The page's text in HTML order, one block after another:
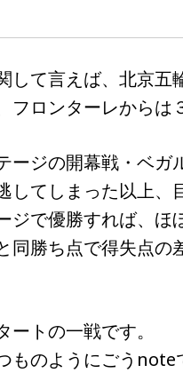
して言えば、北京
フロンターレからは
ジの開幕戦・ベガ
してしまった以上
ジで優勝すれば、ほ
同勝ち点で得失点の
トの一戦です。
ものようにごうnote